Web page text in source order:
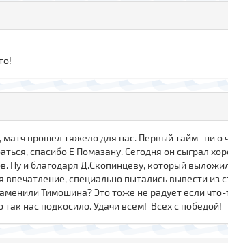
прошел тяжело для нас. Первый тайм- ни
спасибо Е Помазану. Сегодня он сыграл
Ну и благодаря Д.Скопинцеву, который
впечатление, специально пытались вывести
Тимошина? Это тоже не радует если
нас подкосило. Удачи всем! Всех с победой!